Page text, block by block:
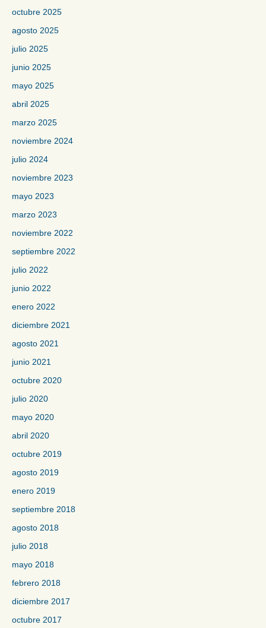
octubre 2025
agosto 2025
julio 2025
junio 2025
mayo 2025
abril 2025
marzo 2025
noviembre 2024
julio 2024
noviembre 2023
mayo 2023
marzo 2023
noviembre 2022
septiembre 2022
julio 2022
junio 2022
enero 2022
diciembre 2021
agosto 2021
junio 2021
octubre 2020
julio 2020
mayo 2020
abril 2020
octubre 2019
agosto 2019
enero 2019
septiembre 2018
agosto 2018
julio 2018
mayo 2018
febrero 2018
diciembre 2017
octubre 2017